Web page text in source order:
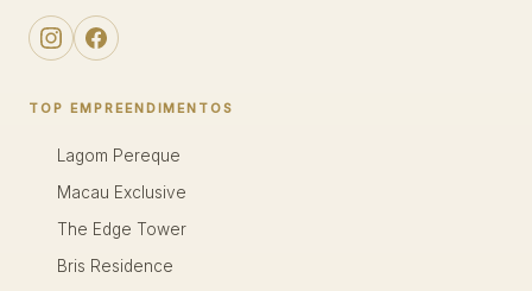
TOP EMPREENDIMENTOS
Lagom Pereque
Macau Exclusive
The Edge Tower
Bris Residence